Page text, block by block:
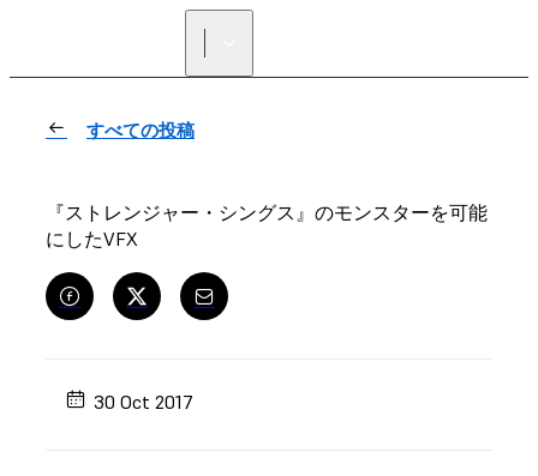
すべての投稿
『ストレンジャー・シングス』のモンスターを可能
にしたVFX
30 Oct 2017